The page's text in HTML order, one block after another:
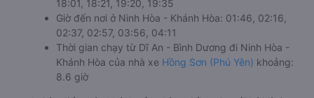
18:01, 18:21, 19:20, 19:35
Giờ đến nơi ở Ninh Hòa - Khánh Hòa: 01:46, 02:16,
02:37, 02:57, 03:56, 04:11
Thời gian chạy từ Dĩ An - Bình Dương đi Ninh Hòa -
Khánh Hòa của nhà xe Hồng Sơn (Phú Yên) khoảng:
8.6 giờ